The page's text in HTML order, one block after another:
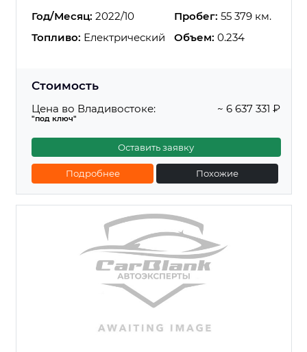
Год/Месяц: 2022/10 Пробег: 55 379 км.
Топливо: Електрический Объем: 0.234
Стоимость
Цена во Владивостоке:
"под ключ"
~ 6 637 331 ₽
Оставить заявку
Подробнее Похожие